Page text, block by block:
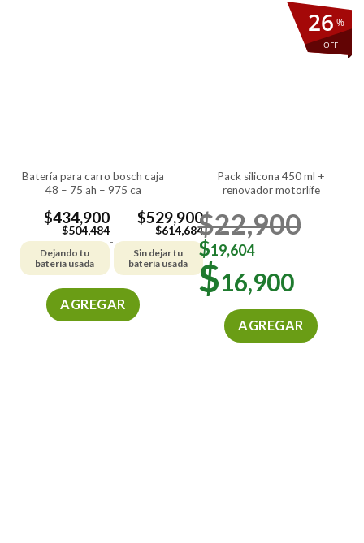
batería para carro bosch caja
48 – 75 ah – 975 ca
$434,900
$504,484
Dejando tu
batería usada
-
$529,900
$614,684
Sin dejar tu
batería usada
AGREGAR
%
OFF
26
pack silicona 450 ml +
renovador motorlife
$22,900
$19,604
$16,900
AGREGAR